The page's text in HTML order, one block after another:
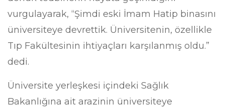
vurgulayarak, “Şimdi eski İmam Hatip binasını
üniversiteye devrettik. Üniversitenin, özellikle
Tıp Fakültesinin ihtiyaçları karşılanmış oldu.”
dedi.
Üniversite yerleşkesi içindeki Sağlık
Bakanlığına ait arazinin üniversiteye